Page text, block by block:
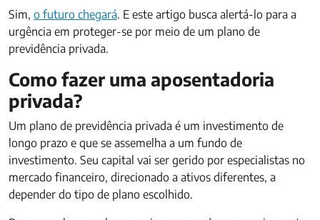
Sim, o futuro chegará. E este artigo busca alertá-lo para a
urgência em proteger-se por meio de um plano de
previdência privada.
Como fazer uma aposentadoria
privada?
Um plano de previdência privada é um investimento de
longo prazo e que se assemelha a um fundo de
investimento. Seu capital vai ser gerido por especialistas no
mercado financeiro, direcionado a ativos diferentes, a
depender do tipo de plano escolhido.